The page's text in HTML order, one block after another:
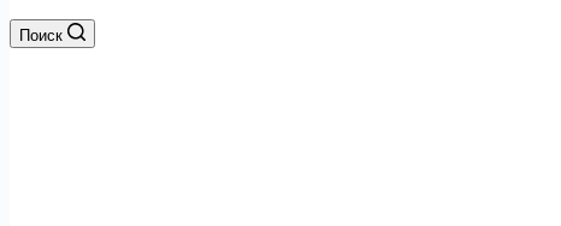
Поиск